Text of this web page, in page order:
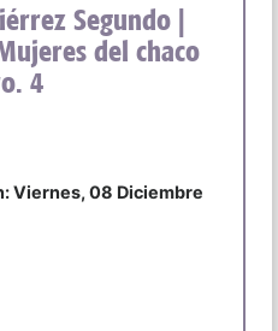
Segundo |
del chaco
4
Viernes, 08 Diciembre